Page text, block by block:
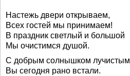
Настежь двери открываем,
Всех гостей мы принимаем!
В праздник светлый и большой
Мы очистимся душой.
С добрым солнышком лучистым
Вы сегодня рано встали.